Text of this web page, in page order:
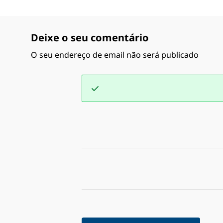
Deixe o seu comentário
O seu endereço de email não será publicado